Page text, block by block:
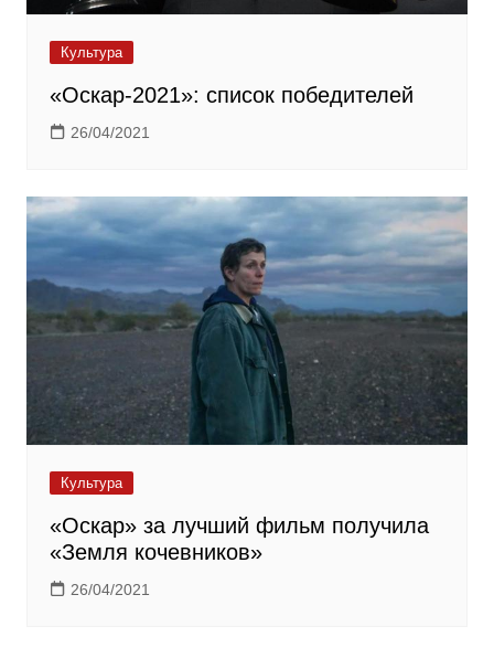
Культура
«Оскар-2021»: список победителей
26/04/2021
Культура
«Оскар» за лучший фильм получила
«Земля кочевников»
26/04/2021